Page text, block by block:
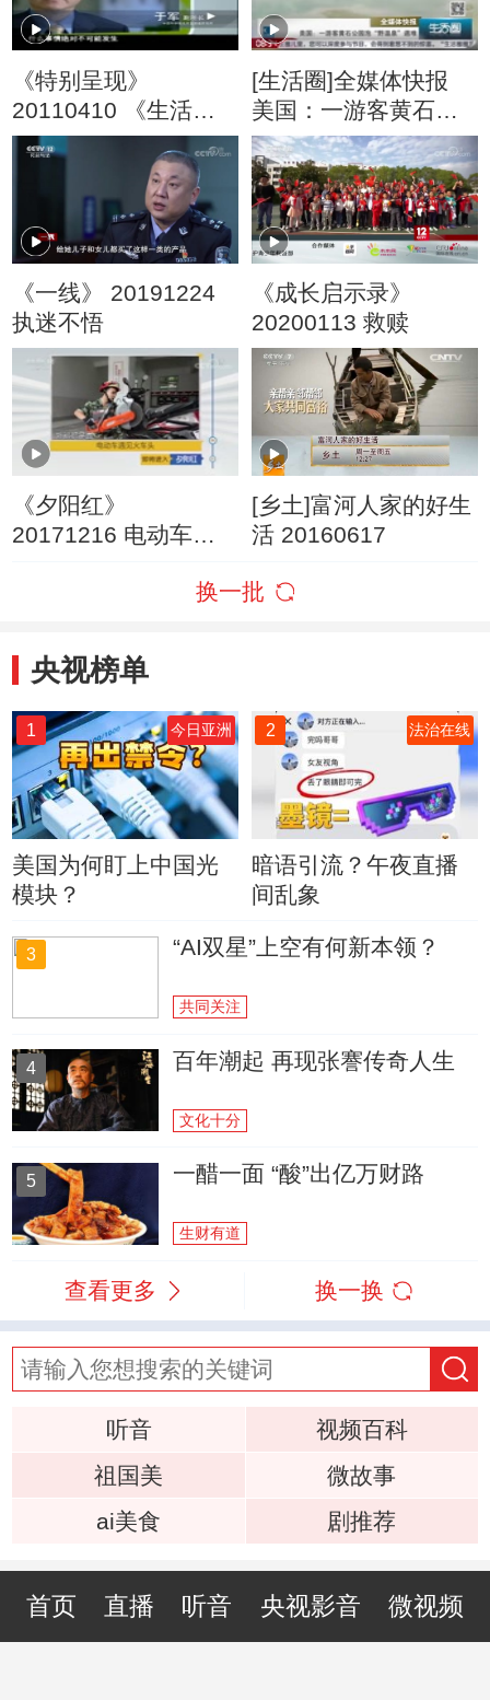
《特别呈现》
20110410 《生活在
2050》 第一集
[生活圈]全媒体快报
美国：一游客黄石公
园泡“野温泉”遇难
《一线》 20191224
执迷不悟
《成长启示录》
20200113 救赎
《夕阳红》
20171216 电动车遇
[乡土]富河人家的好生
活 20160617
换一批
央视榜单
1 今日亚洲
美国为何盯上中国光
模块？
2 法治在线
暗语引流？午夜直播
间乱象
3 “AI双星”上空有何新本领？
共同关注
4 百年潮起 再现张謇传奇人生
文化十分
5 一醋一面 “酸”出亿万财路
生财有道
查看更多 换一换
听音
视频百科
祖国美
微故事
ai美食
剧推荐
首页 直播 听音 央视影音 微视频